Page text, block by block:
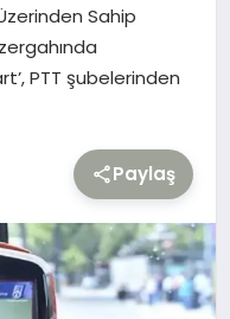
Sahip
PTT şubelerinden
Paylaş